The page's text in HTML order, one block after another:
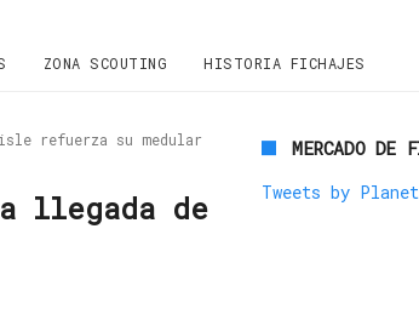
ZONA SCOUTING HISTORIA FICHAJES
refuerza su medular
llegada de
MERCADO DE
Tweets by